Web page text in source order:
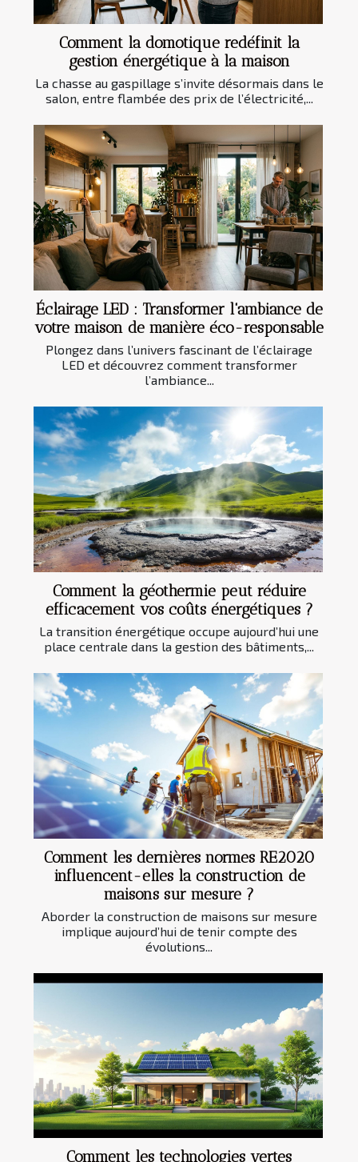
Comment la domotique redéfinit la
gestion énergétique à la maison
La chasse au gaspillage s’invite désormais dans le
salon, entre flambée des prix de l’électricité,...
Éclairage LED : Transformer l'ambiance de
votre maison de manière éco-responsable
Plongez dans l’univers fascinant de l’éclairage
LED et découvrez comment transformer
l’ambiance...
Comment la géothermie peut réduire
efficacement vos coûts énergétiques ?
La transition énergétique occupe aujourd’hui une
place centrale dans la gestion des bâtiments,...
Comment les dernières normes RE2020
influencent-elles la construction de
maisons sur mesure ?
Aborder la construction de maisons sur mesure
implique aujourd’hui de tenir compte des
évolutions...
Comment les technologies vertes